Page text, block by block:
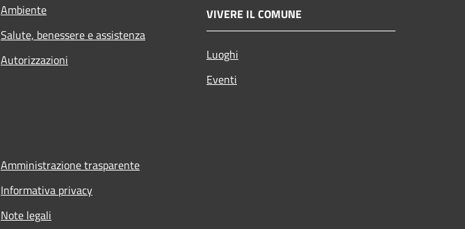
Ambiente
Salute, benessere e assistenza
Autorizzazioni
VIVERE IL COMUNE
Luoghi
Eventi
Amministrazione trasparente
Informativa privacy
Note legali